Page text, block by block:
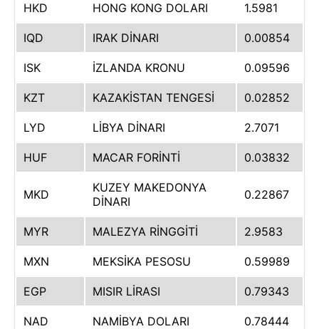
HKD HONG KONG DOLARI 1.5981
IQD IRAK DİNARI 0.00854
ISK İZLANDA KRONU 0.09596
KZT KAZAKİSTAN TENGESİ 0.02852
LYD LİBYA DİNARI 2.7071
HUF MACAR FORİNTİ 0.03832
MKD
KUZEY MAKEDONYA
DİNARI
0.22867
MYR MALEZYA RİNGGİTİ 2.9583
MXN MEKSİKA PESOSU 0.59989
EGP MISIR LİRASI 0.79343
NAD NAMİBYA DOLARI 0.78444